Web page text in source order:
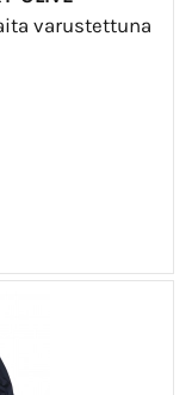
varustettuna